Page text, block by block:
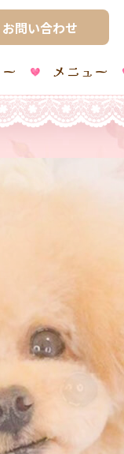
問い合わせ
メニュー